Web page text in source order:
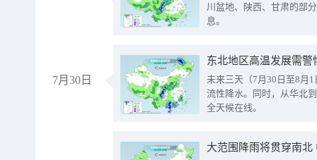
川盆地、陕西、甘肃的部
息。
7月30日
东北地区高温发展需
未来三天（7月30日至8月
流性降水。同时，从华北
全天候在线。
大范围降雨将贯穿南